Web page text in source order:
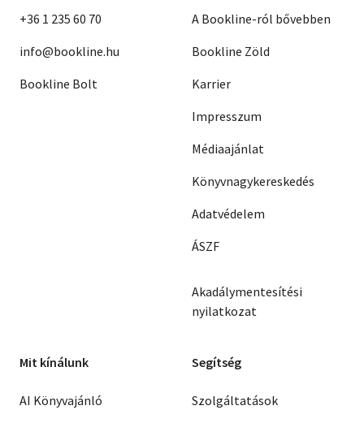
+36 1 235 60 70
info@bookline.hu
Bookline Bolt
A Bookline-ról bővebben
Bookline Zöld
Karrier
Impresszum
Médiaajánlat
Könyvnagykereskedés
Adatvédelem
ÁSZF
Akadálymentesítési
nyilatkozat
Mit kínálunk
AI Könyvajánló
Segítség
Szolgáltatások